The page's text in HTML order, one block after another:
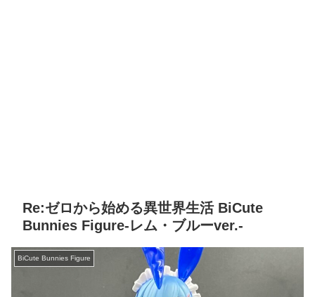
Re:ゼロから始める異世界生活 BiCute
Bunnies Figure-レム・ブルーver.-
BiCute Bunnies Figure